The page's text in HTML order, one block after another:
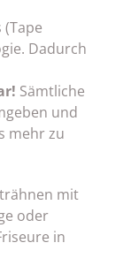
Dadurch
Sämtliche
und
mehr zu
mit
oder
in